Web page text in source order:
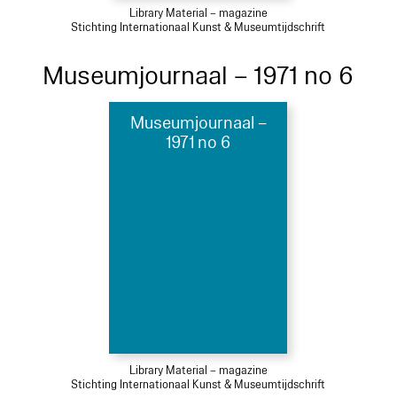
Library Material – magazine
Stichting Internationaal Kunst & Museumtijdschrift
Museumjournaal – 1971 no 6
Museumjournaal –
1971 no 6
Library Material – magazine
Stichting Internationaal Kunst & Museumtijdschrift